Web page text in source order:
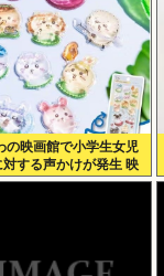
の映画館で小学生女児
する声かけが発生 映